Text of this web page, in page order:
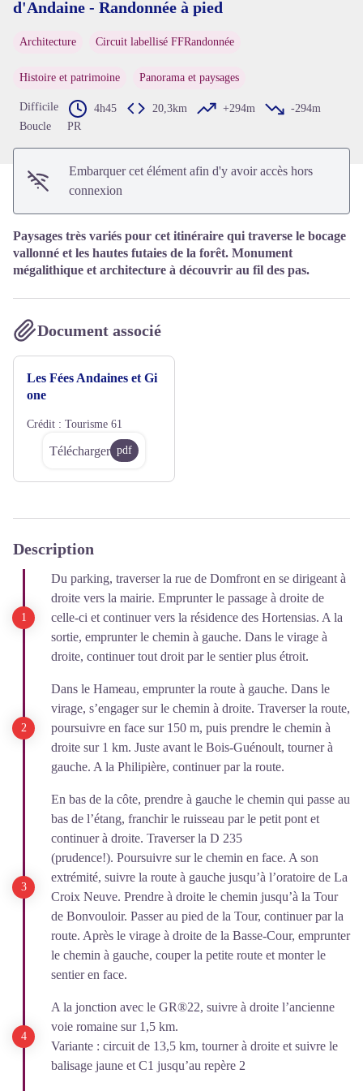
Voir l'image en plein écran
d'Andaine - Randonnée à pied
Architecture Circuit labellisé FFRandonnée
Histoire et patrimoine Panorama et paysages
Difficile 4h45 20,3km +294m
-294m
Boucle
PR
Embarquer cet élément afin d'y avoir accès hors
connexion
Paysages très variés pour cet itinéraire qui traverse le bocage
vallonné et les hautes futaies de la forêt. Monument
mégalithique et architecture à découvrir au fil des pas.
Document associé
Les Fées Andaines et Gi
one
Crédit : Tourisme 61
Télécharger pdf
Description
Du parking, traverser la rue de Domfront en se dirigeant à
droite vers la mairie. Emprunter le passage à droite de
celle-ci et continuer vers la résidence des Hortensias. A la
sortie, emprunter le chemin à gauche. Dans le virage à
droite, continuer tout droit par le sentier plus étroit.
Dans le Hameau, emprunter la route à gauche. Dans le
virage, s’engager sur le chemin à droite. Traverser la route,
poursuivre en face sur 150 m, puis prendre le chemin à
droite sur 1 km. Juste avant le Bois-Guénoult, tourner à
gauche. A la Philipière, continuer par la route.
En bas de la côte, prendre à gauche le chemin qui passe au
bas de l’étang, franchir le ruisseau par le petit pont et
continuer à droite. Traverser la D 235
(prudence!). Poursuivre sur le chemin en face. A son
extrémité, suivre la route à gauche jusqu’à l’oratoire de La
Croix Neuve. Prendre à droite le chemin jusqu’à la Tour
de Bonvouloir. Passer au pied de la Tour, continuer par la
route. Après le virage à droite de la Basse-Cour, emprunter
le chemin à gauche, couper la petite route et monter le
sentier en face.
A la jonction avec le GR®22, suivre à droite l’ancienne
voie romaine sur 1,5 km.
Variante : circuit de 13,5 km, tourner à droite et suivre le
balisage jaune et C1 jusqu’au repère 2